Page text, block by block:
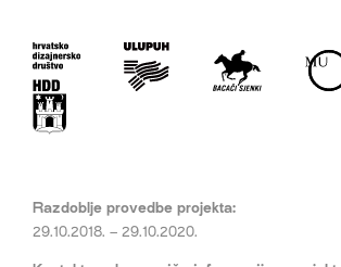
Razdoblje provedbe projekta:
29.10.2018. – 29.10.2020.